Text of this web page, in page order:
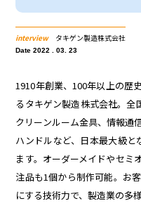
interview タキゲン製造株式会社
Date 2022 . 03. 23
1910年創業、100年以上の歴
るタキゲン製造株式会社。全
クリーンルーム金具、情報通
ハンドルなど、日本最大級
ます。オーダーメイドやセミ
注品も1個から制作可能。お
にする技術力で、製造業の多